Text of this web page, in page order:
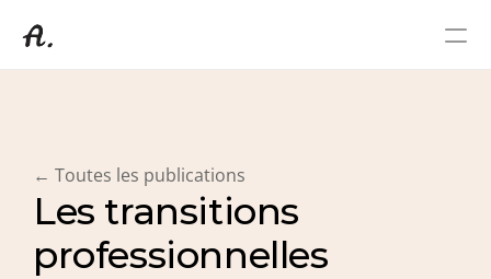
Témoignages
Contact
Blog
← Toutes les publications
Les transitions
professionnelles